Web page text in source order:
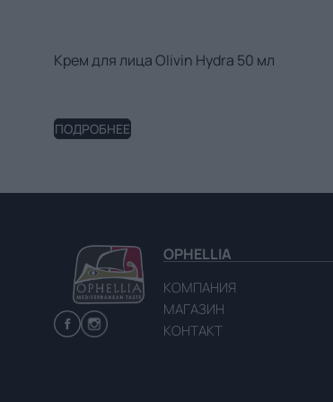
Крем для лица Olivin Hydra 50 мл
ПОДРОБНЕЕ
OPHELLIA
КОМПАНИЯ
МАГАЗИН
КОНТАКТ